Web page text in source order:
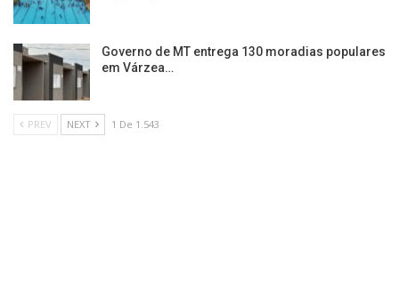
Governo de MT entrega 130 moradias populares
em Várzea…
PREV NEXT 1 De 1.543